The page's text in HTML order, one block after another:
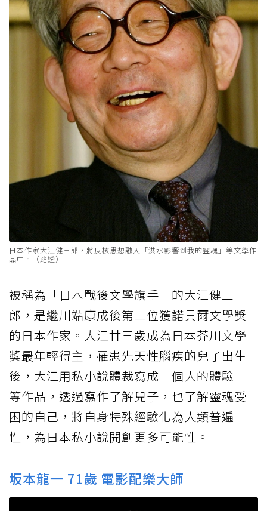
日本作家大江健三郎，將反核思想融入「洪水影響到我的靈魂」等文學作
品中。（路透）
被稱為「日本戰後文學旗手」的大江健三
郎，是繼川端康成後第二位獲諾貝爾文學獎
的日本作家。大江廿三歲成為日本芥川文學
獎最年輕得主，罹患先天性腦疾的兒子出生
後，大江用私小說體裁寫成「個人的體驗」
等作品，透過寫作了解兒子，也了解靈魂受
困的自己，將自身特殊經驗化為人類普遍
性，為日本私小說開創更多可能性。
坂本龍一 71歲 電影配樂大師